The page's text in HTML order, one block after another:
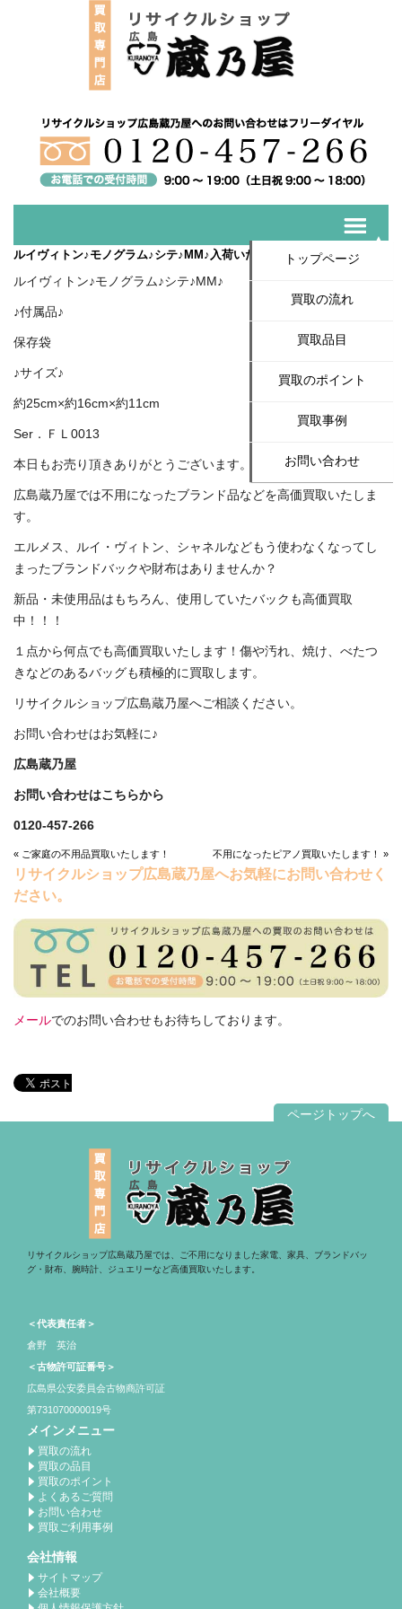
トップページ
買取の流れ
買取品目
買取のポイント
買取事例
お問い合わせ
ルイヴィトン♪モノグラム♪シテ♪MM♪入荷いたしました！
ルイヴィトン♪モノグラム♪シテ♪MM♪
♪付属品♪
保存袋
♪サイズ♪
約25cm×約16cm×約11cm
Ser．ＦＬ0013
本日もお売り頂きありがとうございます。
広島蔵乃屋では不用になったブランド品などを高価買取いたしま
す。
エルメス、ルイ・ヴィトン、シャネルなどもう使わなくなってし
まったブランドバックや財布はありませんか？
新品・未使用品はもちろん、使用していたバックも高価買取
中！！！
１点から何点でも高価買取いたします！傷や汚れ、焼け、べたつ
きなどのあるバッグも積極的に買取します。
リサイクルショップ広島蔵乃屋へご相談ください。
お問い合わせはお気軽に♪
広島蔵乃屋
お問い合わせはこちらから
0120-457-266
« ご家庭の不用品買取いたします！ 不用になったピアノ買取いたします！ »
リサイクルショップ広島蔵乃屋へお気軽にお問い合わせく
ださい。
メールでのお問い合わせもお待ちしております。
ページトップへ
リサイクルショップ広島蔵乃屋では、ご不用になりました家電、家具、ブランドバッ
グ・財布、腕時計、ジュエリーなど高価買取いたします。
＜代表責任者＞
倉野 英治
＜古物許可証番号＞
広島県公安委員会古物商許可証
第731070000019号
メインメニュー
買取の流れ
買取の品目
買取のポイント
よくあるご質問
お問い合わせ
買取ご利用事例
会社情報
サイトマップ
会社概要